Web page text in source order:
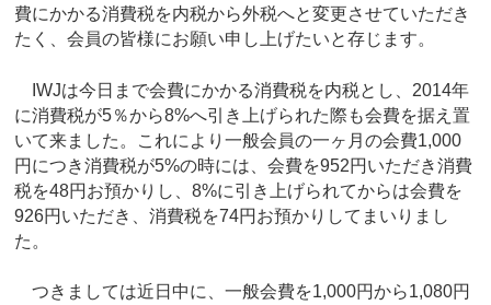
費にかかる消費税を内税から外税へと変更させていただき
たく、会員の皆様にお願い申し上げたいと存じます。
IWJは今日まで会費にかかる消費税を内税とし、2014年
に消費税が5％から8%へ引き上げられた際も会費を据え置
いて来ました。これにより一般会員の一ヶ月の会費1,000
円につき消費税が5%の時には、会費を952円いただき消費
税を48円お預かりし、8%に引き上げられてからは会費を
926円いただき、消費税を74円お預かりしてまいりまし
た。
つきましては近日中に、一般会費を1,000円から1,080円